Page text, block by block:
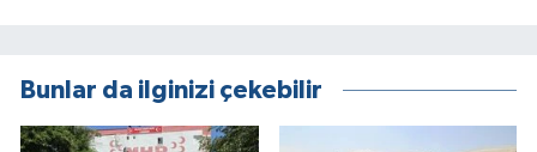
Bunlar da ilginizi çekebilir